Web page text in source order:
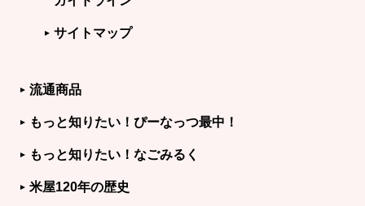
サイトマップ
流通商品
もっと知りたい！ぴーなっつ最中！
もっと知りたい！なごみるく
米屋120年の歴史